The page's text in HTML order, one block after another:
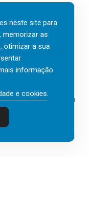
férias, os fins-de-
fica mais
2026
serviços de
artificial (IA), acaba
neste site para
memorizar as
otimizar a sua
informação
e cookies.